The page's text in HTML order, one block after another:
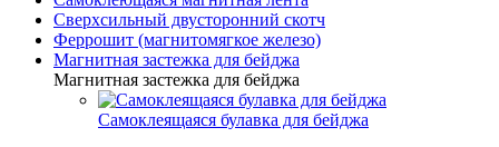
Сверхсильный двусторонний скотч
Феррошит (магнитомягкое железо)
Магнитная застежка для бейджа
Магнитная застежка для бейджа
Самоклеящаяся булавка для бейджа